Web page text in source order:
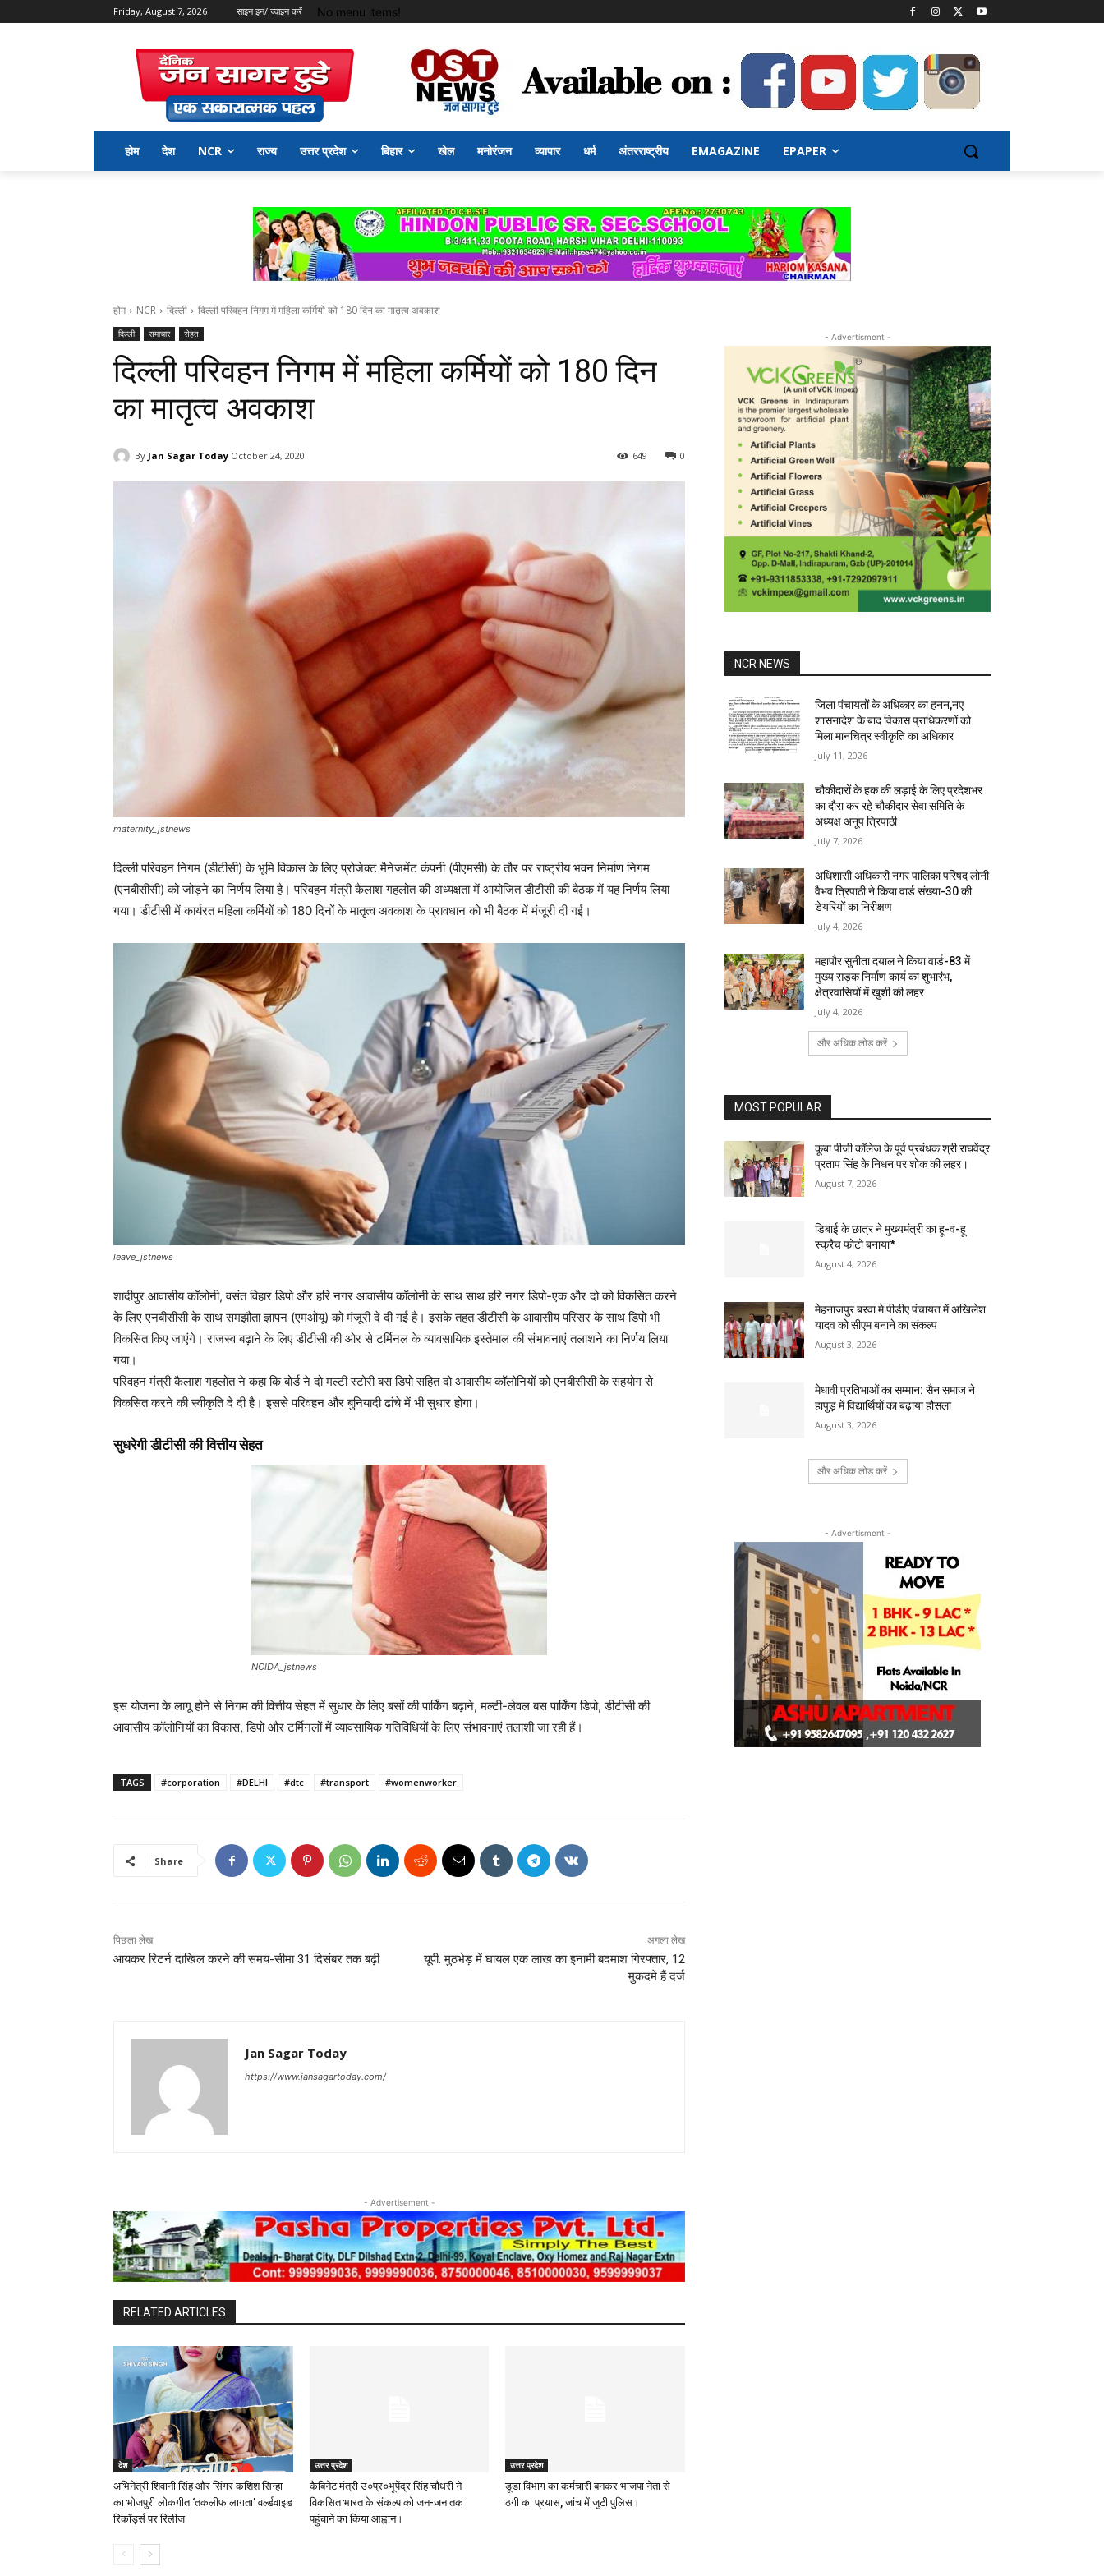
Friday, August 7, 2026 साइन इन/ ज्वाइन करें No menu items!
होम देश NCR राज्य उत्तर प्रदेश बिहार खेल मनोरंजन व्यापार धर्म अंतरराष्ट्रीय EMAGAZINE EPAPER
होम NCR दिल्ली दिल्ली परिवहन निगम में महिला कर्मियों को 180 दिन का मातृत्व अवकाश
दिल्ली समाचार सेहत
दिल्ली परिवहन निगम में महिला कर्मियों को 180 दिन
का मातृत्व अवकाश
By Jan Sagar Today October 24, 2020 0
649
maternity_jstnews
दिल्ली परिवहन निगम (डीटीसी) के भूमि विकास के लिए प्रोजेक्ट मैनेजमेंट कंपनी (पीएमसी) के तौर पर राष्ट्रीय भवन निर्माण निगम
(एनबीसीसी) को जोड़ने का निर्णय लिया है। परिवहन मंत्री कैलाश गहलोत की अध्यक्षता में आयोजित डीटीसी की बैठक में यह निर्णय लिया
गया। डीटीसी में कार्यरत महिला कर्मियों को 180 दिनों के मातृत्व अवकाश के प्रावधान को भी बैठक में मंजूरी दी गई।
leave_jstnews
शादीपुर आवासीय कॉलोनी, वसंत विहार डिपो और हरि नगर आवासीय कॉलोनी के साथ साथ हरि नगर डिपो-एक और दो को विकसित करने
के लिए एनबीसीसी के साथ समझौता ज्ञापन (एमओयू) को मंजूरी दे दी गई है। इसके तहत डीटीसी के आवासीय परिसर के साथ डिपो भी
विकसित किए जाएंगे। राजस्व बढ़ाने के लिए डीटीसी की ओर से टर्मिनल के व्यावसायिक इस्तेमाल की संभावनाएं तलाशने का निर्णय लिया
गया।
परिवहन मंत्री कैलाश गहलोत ने कहा कि बोर्ड ने दो मल्टी स्टोरी बस डिपो सहित दो आवासीय कॉलोनियों को एनबीसीसी के सहयोग से
विकसित करने की स्वीकृति दे दी है। इससे परिवहन और बुनियादी ढांचे में भी सुधार होगा।
सुधरेगी डीटीसी की वित्तीय सेहत
NOIDA_jstnews
इस योजना के लागू होने से निगम की वित्तीय सेहत में सुधार के लिए बसों की पार्किंग बढ़ाने, मल्टी-लेवल बस पार्किंग डिपो, डीटीसी की
आवासीय कॉलोनियों का विकास, डिपो और टर्मिनलों में व्यावसायिक गतिविधियों के लिए संभावनाएं तलाशी जा रही हैं।
TAGS #corporation #DELHI #dtc #transport #womenworker
Share
पिछला लेख
आयकर रिटर्न दाखिल करने की समय-सीमा 31 दिसंबर तक बढ़ी
अगला लेख
यूपी: मुठभेड़ में घायल एक लाख का इनामी बदमाश गिरफ्तार, 12
मुकदमे हैं दर्ज
Jan Sagar Today
https://www.jansagartoday.com/
- Advertisement -
RELATED ARTICLES
देश
अभिनेत्री शिवानी सिंह और सिंगर कशिश सिन्हा
का भोजपुरी लोकगीत ‘तकलीफ लागता’ वर्ल्डवाइड
रिकॉर्ड्स पर रिलीज
उत्तर प्रदेश
कैबिनेट मंत्री उ०प्र०भूपेंद्र सिंह चौधरी ने
विकसित भारत के संकल्प को जन-जन तक
पहुंचाने का किया आह्वान।
उत्तर प्रदेश
डूडा विभाग का कर्मचारी बनकर भाजपा नेता से
ठगी का प्रयास, जांच में जुटी पुलिस।
- Advertisment -
NCR NEWS
जिला पंचायतों के अधिकार का हनन,नए
शासनादेश के बाद विकास प्राधिकरणों को
मिला मानचित्र स्वीकृति का अधिकार
July 11, 2026
चौकीदारों के हक की लड़ाई के लिए प्रदेशभर
का दौरा कर रहे चौकीदार सेवा समिति के
अध्यक्ष अनूप त्रिपाठी
July 7, 2026
अधिशासी अधिकारी नगर पालिका परिषद लोनी
वैभव त्रिपाठी ने किया वार्ड संख्या-30 की
डेयरियों का निरीक्षण
July 4, 2026
महापौर सुनीता दयाल ने किया वार्ड-83 में
मुख्य सड़क निर्माण कार्य का शुभारंभ,
क्षेत्रवासियों में खुशी की लहर
July 4, 2026
और अधिक लोड करें
MOST POPULAR
कूबा पीजी कॉलेज के पूर्व प्रबंधक श्री राघवेंद्र
प्रताप सिंह के निधन पर शोक की लहर।
August 7, 2026
डिबाई के छात्र ने मुख्यमंत्री का हू-व-हू
स्क्रैच फोटो बनाया*
August 4, 2026
मेहनाजपुर बरवा मे पीडीए पंचायत में अखिलेश
यादव को सीएम बनाने का संकल्प
August 3, 2026
मेधावी प्रतिभाओं का सम्मान: सैन समाज ने
हापुड़ में विद्यार्थियों का बढ़ाया हौसला
August 3, 2026
और अधिक लोड करें
- Advertisment -